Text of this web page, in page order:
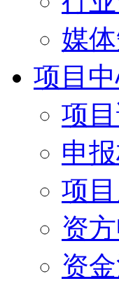
媒
项目
项
申
项
资
资